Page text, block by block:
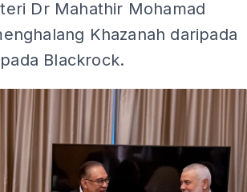
Dr Mahathir Mohamad
Khazanah daripada
Blackrock.